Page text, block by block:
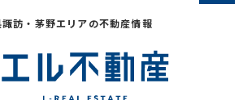
訪・茅野エリアの不動産情報